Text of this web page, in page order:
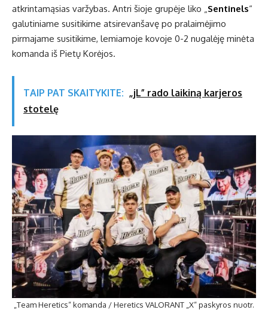
atkrintamąsias varžybas. Antri šioje grupėje liko „ Sentinels“
galutiniame susitikime atsirevanšavę po pralaimėjimo
pirmajame susitikime, lemiamoje kovoje 0-2 nugalėję minėta
komanda iš Pietų Korėjos.
TAIP PAT SKAITYKITE: „jL” rado laikiną karjeros
stotelę
„Team Heretics“ komanda / Heretics VALORANT „X“ paskyros nuotr.